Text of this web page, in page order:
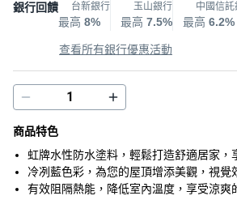
銀行回饋 台新銀行
最高 8%
玉山銀行
最高 7.5%
中國信託
最高 6.2%
查看所有銀行優惠活動
商品特色
虹牌水性防水塗料，輕鬆打造舒適居家，
冷冽藍色彩，為您的屋頂增添美觀，視覺
有效阻隔熱能，降低室內溫度，享受涼爽